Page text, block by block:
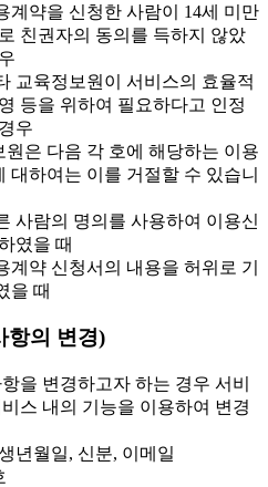
계약을 신청한 사람이 14세 미만
친권자의 동의를 득하지 않았
교육정보원이 서비스의 효율적
등을 위하여 필요하다고 인정
우
은 다음 각 호에 해당하는 이용
대하여는 이를 거절할 수 있습니
사람의 명의를 사용하여 이용신
였을 때
계약 신청서의 내용을 허위로 기
을 때
항의 변경)
을 변경하고자 하는 경우 서비
스 내의 기능을 이용하여 변경
년월일, 신분, 이메일